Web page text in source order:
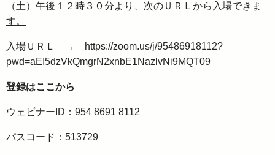
（土）午後１２時３０分より、次のＵＲＬから入場できま
す。
入場ＵＲＬ → https://zoom.us/j/95486918112?
pwd=aEI5dzVkQmgrN2xnbE1NazlvNi9MQT09
登録はここから
ウェビナーID：954 8691 8112
パスコード：513729